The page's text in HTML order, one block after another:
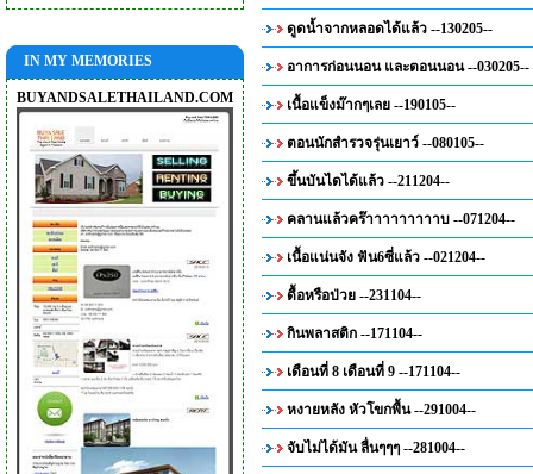
IN MY MEMORIES
BUYANDSALETHAILAND.COM
ดูดน้ำจากหลอดได้แล้ว --130205--
อาการก่อนนอน และตอนนอน --030205--
เนื้อแข็งม๊ากๆเลย --190105--
ตอนนักสำรวจรุ่นเยาว์ --080105--
ขึ้นบันไดได้แล้ว --211204--
คลานแล้วคร๊าาาาาาาาาบ --071204--
เนื้อแน่นจัง ฟัน6ซี่แล้ว --021204--
ดื้อหรือป่วย --231104--
กินพลาสติก --171104--
เดือนที่ 8 เดือนที่ 9 --171104--
หงายหลัง หัวโขกพื้น --291004--
จับไม่ได้มัน ลื่นๆๆๆ --281004--